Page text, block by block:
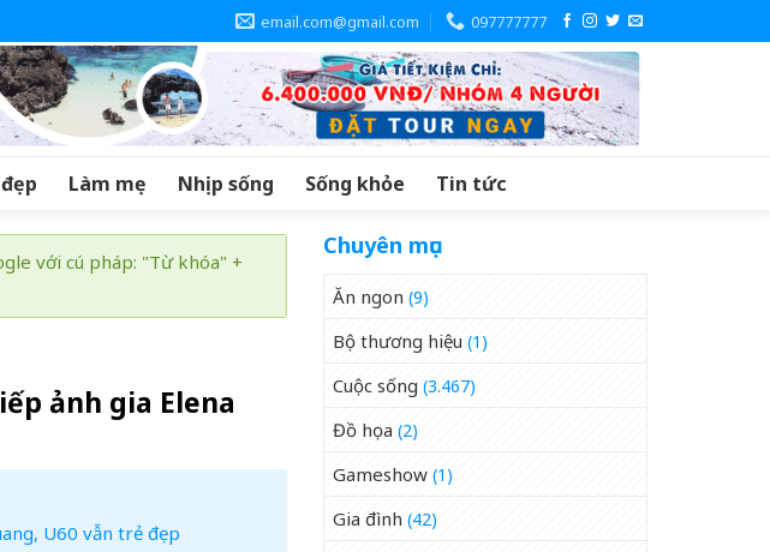
email.com@gmail.com 097777777
Làm mẹ Nhịp sống Sống khỏe Tin tức
với cú pháp: "Từ khóa" +
ảnh gia Elena
U60 vẫn trẻ đẹp
Chuyên mục
Ăn ngon (9)
Bộ thương hiệu (1)
Cuộc sống (3.467)
Đồ họa (2)
Gameshow (1)
Gia đình (42)